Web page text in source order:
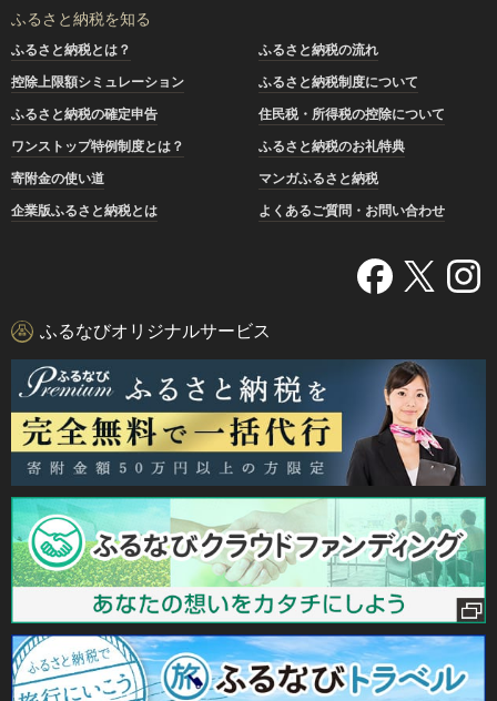
ふるさと納税を知る
ふるさと納税とは？
ふるさと納税の流れ
控除上限額シミュレーション
ふるさと納税制度について
ふるさと納税の確定申告
住民税・所得税の控除について
ワンストップ特例制度とは？
ふるさと納税のお礼特典
寄附金の使い道
マンガふるさと納税
企業版ふるさと納税とは
よくあるご質問・お問い合わせ
ふるなびオリジナルサービス